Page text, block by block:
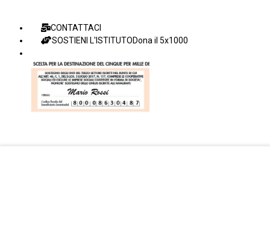
CONTATTACI
SOSTIENI L'ISTITUTODona il 5x1000